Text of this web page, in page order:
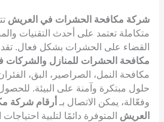
شركة مكافحة الحشرات في العريش
متكاملة تعتمد على أحدث التقنيات
القضاء على الحشرات بشكل فعال.
مكافحة الحشرات للمنازل والشركات
مكافحة النمل، الصراصير، البق،
حلول مبتكرة وآمنة على البيئة.
وفعّالة، يمكن الاتصال بـ أرقام شركة
العريش المتوفرة دائمًا لتلبية احتياجات